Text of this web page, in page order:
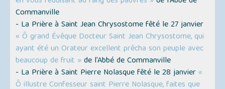
Commanville
- La Prière à Saint Jean Chrysostome fêté le 27 janvier
« Ô grand Évêque Docteur Saint Jean Chrysostome, qui
ayant été un Orateur excellent prêcha son peuple avec
beaucoup de fruit » de l'Abbé de Commanville
- La Prière à Saint Pierre Nolasque fêté le 28 janvier «
Ô illustre Confesseur saint Pierre Nolasque, faites que